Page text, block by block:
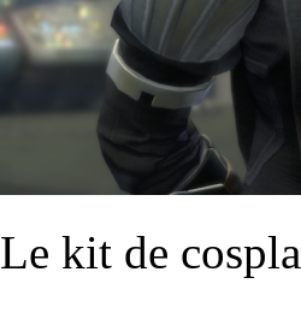
Le kit de